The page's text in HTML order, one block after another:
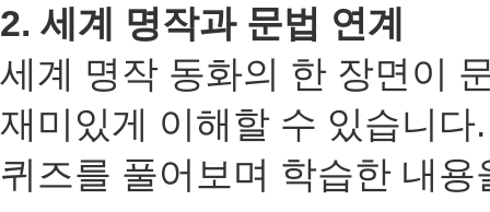
2. 세계 명작과 문법 연계
세계 명작 동화의 한 장면이
재미있게 이해할 수 있습니다
퀴즈를 풀어보며 학습한 내